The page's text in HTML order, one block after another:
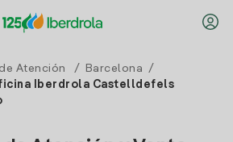
Atención / Barcelona
/
Iberdrola Castelldefels